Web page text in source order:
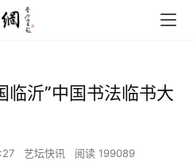
临沂”中国书法临书大
艺坛快讯 阅读 199089